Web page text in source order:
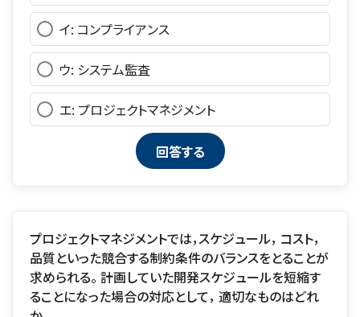
イ: コンプライアンス
ウ: システム監査
エ: プロジェクトマネジメント
プロジェクトマネジメントでは，スケジュール， コスト，
品質といった競合する制約条件のバランスをとることが
求められる。 計画していた開発スケジュールを短縮す
ることになった場合の対応として， 適切なものはどれ